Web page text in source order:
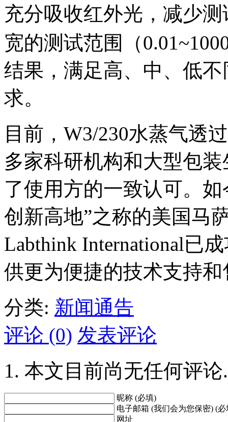
充分吸收红外光，减少
宽的测试范围（
结果，满足高、中、低
求。
目前，W3/230水蒸气透
多家科研机构和大型包
了使用方的一致认可。
创新高地”之称的美国马
Labthink International已
供更为便捷的技术支持
分类: 新闻通告
评论 (0) 发表评论
本文目前尚无任何评论.
昵称 (必填)
电子邮箱 (我们会为您保密) (必
网址